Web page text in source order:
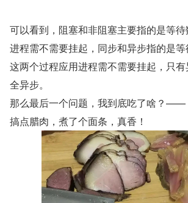
可以看到，阻塞和非阻塞主要指的是等
进程需不需要挂起，同步和异步指的是
这两个过程应用进程需不需要挂起，只
全异步。
那么最后一个问题，我到底吃了啥？——
搞点腊肉，煮了个面条，真香！